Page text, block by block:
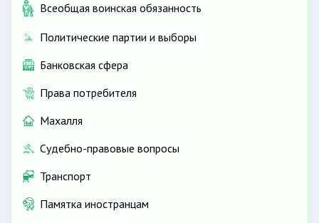
Всеобщая воинская обязанность
Политические партии и выборы
Банковская сфера
Права потребителя
Махалля
Судебно-правовые вопросы
Транспорт
Памятка иностранцам